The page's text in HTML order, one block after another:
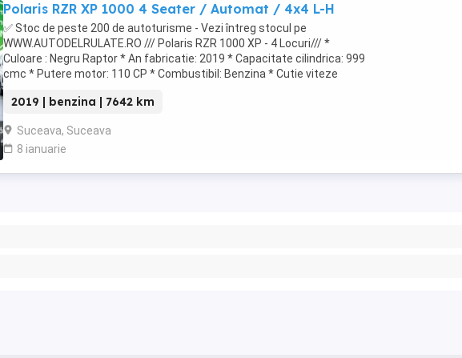
Polaris RZR XP 1000 4 Seater / Automat / 4x4 L-H
✅ Stoc de peste 200 de autoturisme - Vezi întreg stocul pe
WWW.AUTODELRULATE.RO /// Polaris RZR 1000 XP - 4 Locuri/// *
Culoare : Negru Raptor * An fabricatie: 2019 * Capacitate cilindrica: 999
cmc * Putere motor: 110 CP * Combustibil: Benzina * Cutie viteze
2019 | benzina | 7642 km
Suceava, Suceava
8 ianuarie